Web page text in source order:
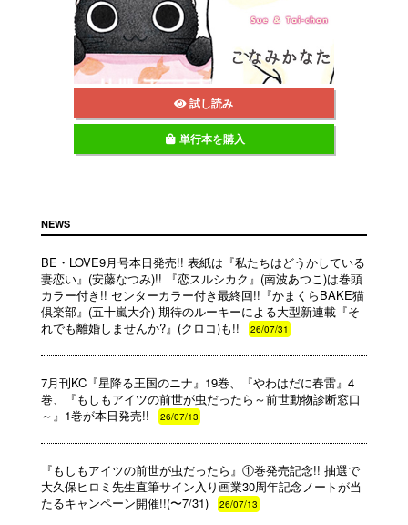
試し読み
単行本を購入
NEWS
BE・LOVE9月号本日発売!! 表紙は『私たちはどうかしている
妻恋い』(安藤なつみ)!! 『恋スルシカク』(南波あつこ)は巻頭
カラー付き!! センターカラー付き最終回!!『かまくらBAKE猫
倶楽部』(五十嵐大介) 期待のルーキーによる大型新連載『そ
れでも離婚しませんか?』(クロコ)も!!
26/07/31
7月刊KC『星降る王国のニナ』19巻、『やわはだに春雷』4
巻、『もしもアイツの前世が虫だったら～前世動物診断窓口
～』1巻が本日発売!!
26/07/13
『もしもアイツの前世が虫だったら』①巻発売記念!! 抽選で
大久保ヒロミ先生直筆サイン入り画業30周年記念ノートが当
たるキャンペーン開催!!(〜7/31)
26/07/13